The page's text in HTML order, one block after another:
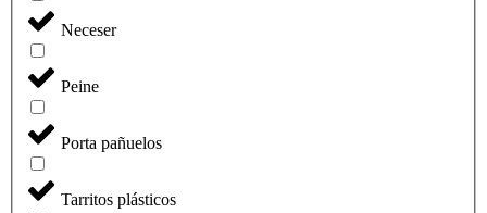
Neceser
Peine
Porta pañuelos
Tarritos plásticos